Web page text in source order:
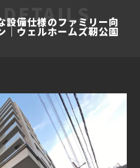
設備仕様のファミリー向
｜ウェルホームズ靭公園